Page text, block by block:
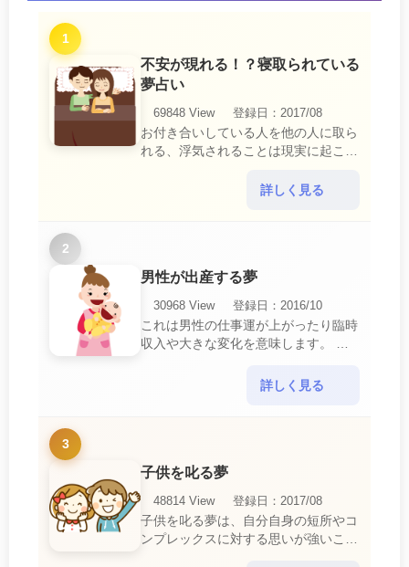
1
不安が現れる！？寝取られている
夢占い
69848 View
登録日：2017/08
お付き合いしている人を他の人に取ら
れる、浮気されることは現実に起こる
いにおいて、『寝取られている』夢
詳しく見る
2
男性が出産する夢
30968 View
登録日：2016/10
これは男性の仕事運が上がったり臨時
収入や大きな変化を意味します。 喜
ればあり得ない事が起きるのでビック
詳しく見る
3
子供を叱る夢
48814 View
登録日：2017/08
子供を叱る夢は、自分自身の短所やコ
ンプレックスに対する思いが強いこと